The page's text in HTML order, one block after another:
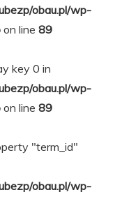
obau.pl/wp-
on line 89
key 0 in
obau.pl/wp-
on line 89
"term_id"
obau.pl/wp-